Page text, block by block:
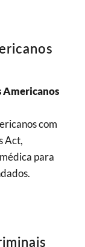
Americanos
com
Act,
para